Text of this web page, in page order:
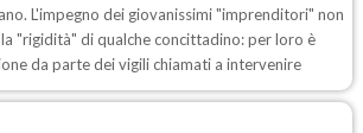
L'impegno dei giovanissimi "imprenditori" non
"rigidità" di qualche concittadino: per loro è
da parte dei vigili chiamati a intervenire